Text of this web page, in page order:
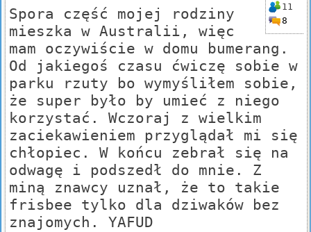
11
8
Spora część mojej rodziny
mieszka w Australii, więc
mam oczywiście w domu bumerang.
Od jakiegoś czasu ćwiczę sobie w
parku rzuty bo wymyśliłem sobie,
że super było by umieć z niego
korzystać. Wczoraj z wielkim
zaciekawieniem przyglądał mi się
chłopiec. W końcu zebrał się na
odwagę i podszedł do mnie. Z
miną znawcy uznał, że to takie
frisbee tylko dla dziwaków bez
znajomych. YAFUD